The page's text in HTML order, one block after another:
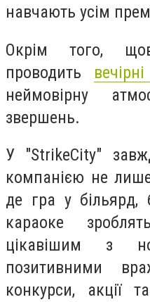
навчають усім
Окрім того,
проводить
неймовірну
звершень.
У "StrikeCity"
компанією не
де гра у більярд,
караоке
цікавішим з
позитивними
конкурси, акції